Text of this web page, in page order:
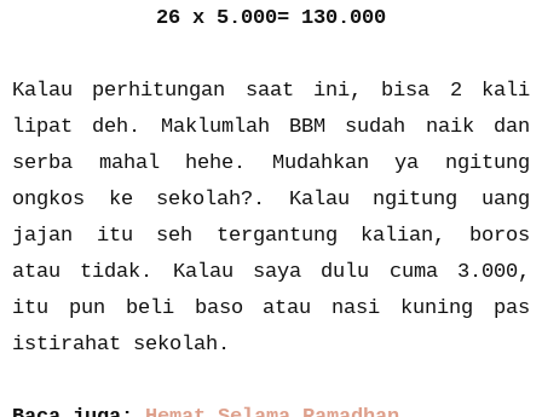
26 x 5.000= 130.000
Kalau perhitungan saat ini, bisa 2 kali
lipat deh. Maklumlah BBM sudah naik dan
serba mahal hehe. Mudahkan ya ngitung
ongkos ke sekolah?. Kalau ngitung uang
jajan itu seh tergantung kalian, boros
atau tidak. Kalau saya dulu cuma 3.000,
itu pun beli baso atau nasi kuning pas
istirahat sekolah.